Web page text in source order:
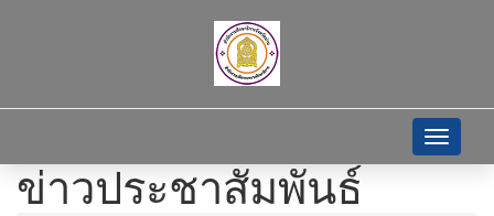
Toggle
ข่าวประชาสัมพันธ์